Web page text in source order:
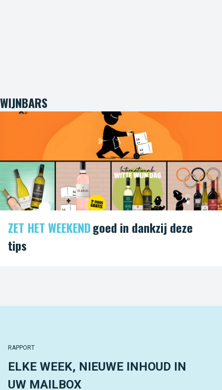
WIJNBARS
ZET HET WEEKENDgoed in dankzij deze
tips
RAPPORT
ELKE WEEK, NIEUWE INHOUD IN
UW MAILBOX